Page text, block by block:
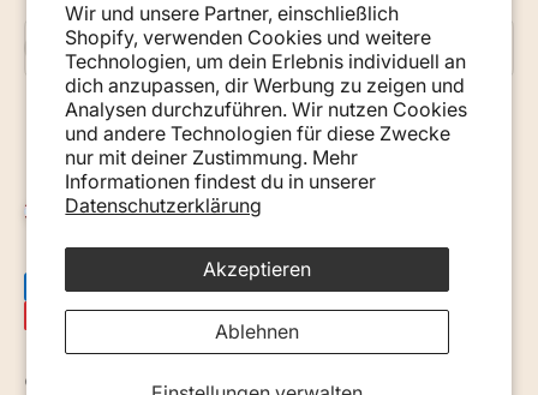
Wir und unsere Partner, einschließlich
Shopify, verwenden Cookies und weitere
Technologien, um dein Erlebnis individuell an
dich anzupassen, dir Werbung zu zeigen und
Analysen durchzuführen. Wir nutzen Cookies
und andere Technologien für diese Zwecke
nur mit deiner Zustimmung. Mehr
Informationen findest du in unserer
Datenschutzerklärung
Akzeptieren
Ablehnen
E-Mail
Abonnieren
Österreich (EUR €)
© 2026, Monkey Mum. · Site by Ecommerce Pot